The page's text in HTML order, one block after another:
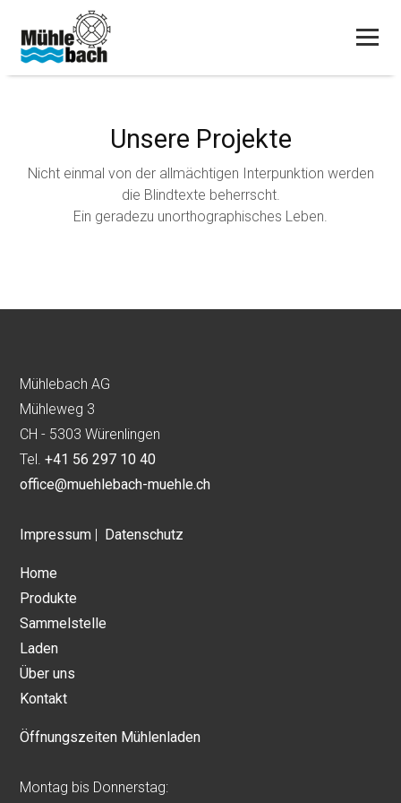
Unsere Projekte
Nicht einmal von der allmächtigen Interpunktion werden
die Blindtexte beherrscht.
Ein geradezu unorthographisches Leben.
Mühlebach AG
Mühleweg 3
CH - 5303 Würenlingen
Tel.+41 56 297 10 40
office@muehlebach-muehle.ch
Impressum | Datenschutz
Home
Produkte
Sammelstelle
Laden
Über uns
Kontakt
Öffnungszeiten Mühlenladen
Montag bis Donnerstag: